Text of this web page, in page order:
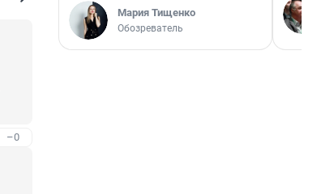
–0
Мария Тищенко
Обозреватель